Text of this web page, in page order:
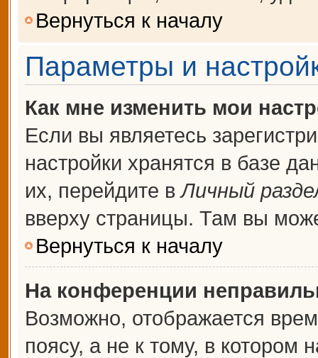
Вернуться к началу
Параметры и
Как мне изменить мои
Если вы являетесь
настройки хранятся в базе
их, перейдите вЛичный
вверху страницы. Там вы
Вернуться к началу
На конференции
Возможно, отображается
поясу, а не к тому, в котором